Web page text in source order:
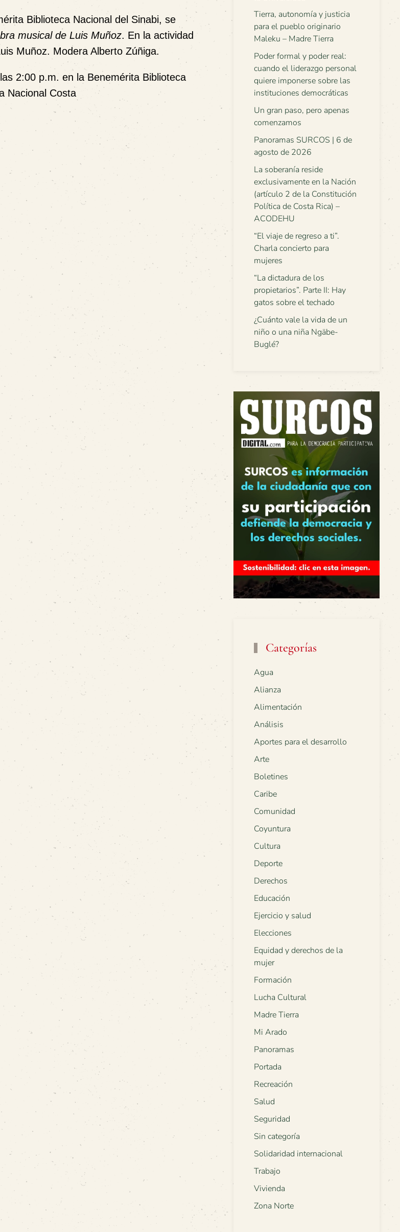
Biblioteca Nacional del Sinabi, se
musical de Luis Muñoz. En la actividad
Muñoz. Modera Alberto Zúñiga.
2:00 p.m. en la Benemérita Biblioteca
Nacional Costa
Tierra, autonomía y justicia
para el pueblo originario
Maleku – Madre Tierra
Poder formal y poder real:
cuando el liderazgo personal
quiere imponerse sobre las
instituciones democráticas
Un gran paso, pero apenas
comenzamos
Panoramas SURCOS | 6 de
agosto de 2026
La soberanía reside
exclusivamente en la Nación
(artículo 2 de la Constitución
Política de Costa Rica) –
ACODEHU
“El viaje de regreso a ti”.
Charla concierto para
mujeres
“La dictadura de los
propietarios”. Parte II: Hay
gatos sobre el techado
¿Cuánto vale la vida de un
niño o una niña Ngäbe-
Buglé?
Categorías
Agua
Alianza
Alimentación
Análisis
Aportes para el desarrollo
Arte
Boletines
Caribe
Comunidad
Coyuntura
Cultura
Deporte
Derechos
Educación
Ejercicio y salud
Elecciones
Equidad y derechos de la
mujer
Formación
Lucha Cultural
Madre Tierra
Mi Arado
Panoramas
Portada
Recreación
Salud
Seguridad
Sin categoría
Solidaridad internacional
Trabajo
Vivienda
Zona Norte